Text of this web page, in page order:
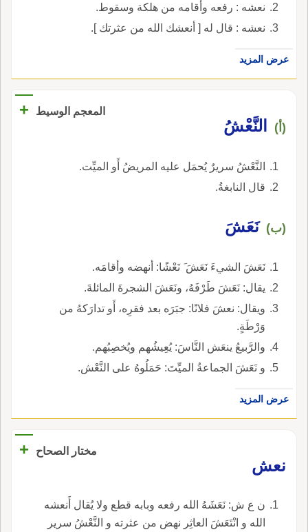
نعشه : رفعه وأقامه من هلكة وسقوط.
نعشه : قال له [ أنعشك الله من عثرتك ].
عرض المزيد
المعجم الوسيط +
(أ) النَّعْشُ
النَّعْشُ سريرٌ يُحمَل عليه المريضُ أَو الميِّت.
قال النابغةُ.
(ب) نَعَشَ
نَعَشَ الشيءَ نَعَشَ َ نَعْشًا: أنهضه وأقامَه.
يقال: نَعَشَ طَرْفَهُ، ونَعَشَ الشجرةَ المائلةَ.
ويقال: نعشَ فلانًا: جبَرَه بعد فقرِه، أَو تدارَكهُ من
وَرْطَةٍ.
والرَّبيعُ ينعَش النَّاسَ: يُعِيشُهم ويُخصِبُهم.
و نَعَشَ الجماعةُ الميِّتَ: حَمَلُوهُ على النَّعْش.
عرض المزيد
مختار الصحاح
+
نعش
ن ع ش: نَعَشَهُ الله رفعه وبابه قطع ولا يُقال أَنعشه
الله و انْتَعَشَ العاثِر نهض من عثرته و النَّعْشُ سرير